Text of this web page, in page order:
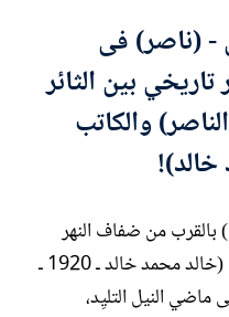
لتنتهى بعد ذلك - خلال
الثانية بهزيمة المحور
(ناصر) فى
بين الثائر
والكاتب
(القاهرة ـ 1970) بالقرب من ضفاف النهر
يقف الآن الكاتب (خالد محمد خالد ـ 1920 ـ
إلى ماضي النيل التليِد،